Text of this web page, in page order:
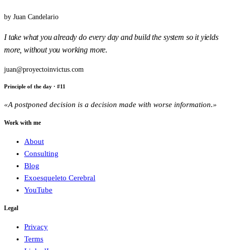
by Juan Candelario
I take what you already do every day and build the system so it yields
more, without you working more.
juan@proyectoinvictus.com
Principle of the day · #11
«A postponed decision is a decision made with worse information.»
Work with me
About
Consulting
Blog
Exoesqueleto Cerebral
YouTube
Legal
Privacy
Terms